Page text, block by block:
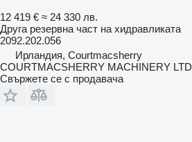
12 419 € ≈ 24 330 лв.
Друга резервна част на хидравликата
2092.202.056
Ирландия, Courtmacsherry
COURTMACSHERRY MACHINERY LTD
Свържете се с продавача